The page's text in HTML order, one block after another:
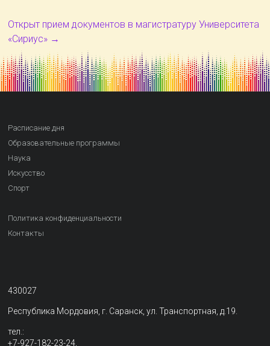
Открыт прием документов в магистратуру Университета
«Сириус» →
Расписание дня
Образовательные программы
Наука
Искусство
Спорт
Политика конфиденциальности
Контакты
430027
Республика Мордовия, г. Саранск, ул. Транспортная, д.19.
тел.:
+7-927-182-23-24,